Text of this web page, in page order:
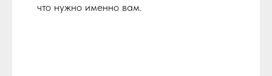
что нужно именно вам.